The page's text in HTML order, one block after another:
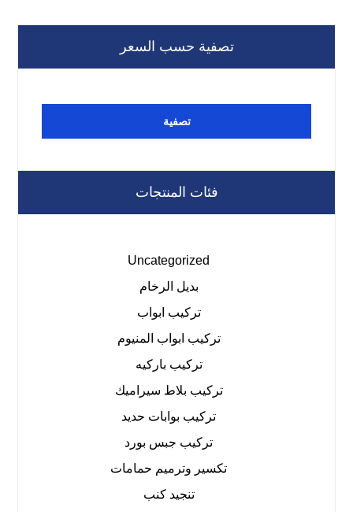
تصفية حسب السعر
تصفية
فئات المنتجات
Uncategorized
بديل الرخام
تركيب ابواب
تركيب ابواب المنيوم
تركيب باركيه
تركيب بلاط سيراميك
تركيب بوابات حديد
تركيب جبس بورد
تكسير وترميم حمامات
تنجيد كنب